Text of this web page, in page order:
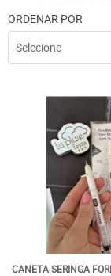
ORDENAR POR
Selecione
CANETA SERINGA